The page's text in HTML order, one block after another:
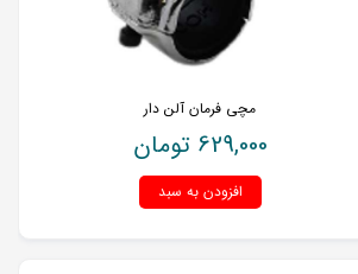
مچی فرمان آلن دار
629,000 تومان
افزودن به سبد